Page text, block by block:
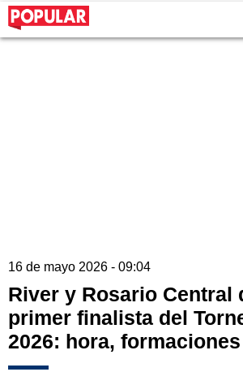
16 de mayo 2026 - 09:04
River y Rosario Central
primer finalista del
2026: hora,